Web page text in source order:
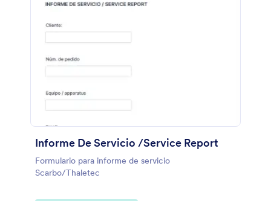
Informe De Servicio /Service Report
Formulario para informe de servicio
Scarbo/Thaletec